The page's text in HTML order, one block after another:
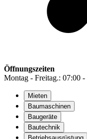
Öffnungszeiten
Montag - Freitag.: 07:00
Mieten
Baumaschinen
Baugeräte
Bautechnik